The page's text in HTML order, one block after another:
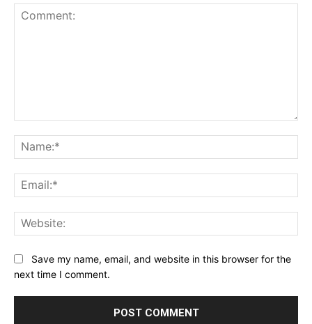
Save my name, email, and website in this browser for the
next time I comment.